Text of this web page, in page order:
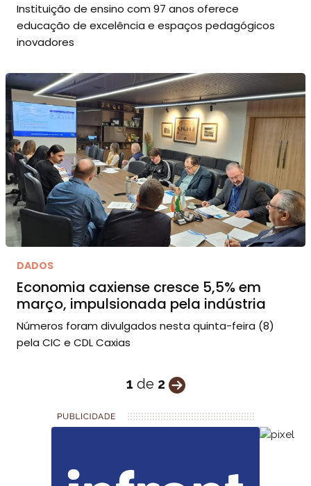
Instituição de ensino com 97 anos oferece
educação de excelência e espaços pedagógicos
inovadores
DADOS
Economia caxiense cresce 5,5% em
março, impulsionada pela indústria
Números foram divulgados nesta quinta-feira (8)
pela CIC e CDL Caxias
1 de 2